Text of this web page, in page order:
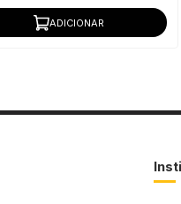
ADICIONAR